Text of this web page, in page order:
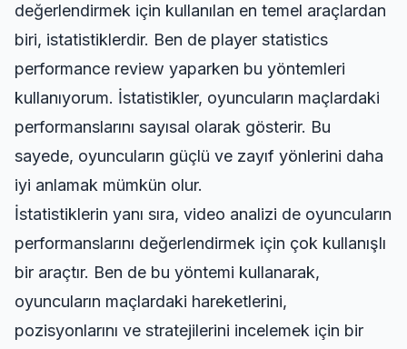
değerlendirmek için kullanılan en temel araçlardan
biri, istatistiklerdir. Ben de player statistics
performance review yaparken bu yöntemleri
kullanıyorum. İstatistikler, oyuncuların maçlardaki
performanslarını sayısal olarak gösterir. Bu
sayede, oyuncuların güçlü ve zayıf yönlerini daha
iyi anlamak mümkün olur.
İstatistiklerin yanı sıra, video analizi de oyuncuların
performanslarını değerlendirmek için çok kullanışlı
bir araçtır. Ben de bu yöntemi kullanarak,
oyuncuların maçlardaki hareketlerini,
pozisyonlarını ve stratejilerini incelemek için bir